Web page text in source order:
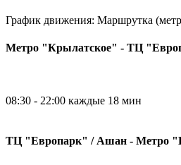
График движения: Маршрутка
Метро "Крылатское" - ТЦ
08:30 - 22:00 каждые 18 мин
ТЦ "Европарк" / Ашан - Метро